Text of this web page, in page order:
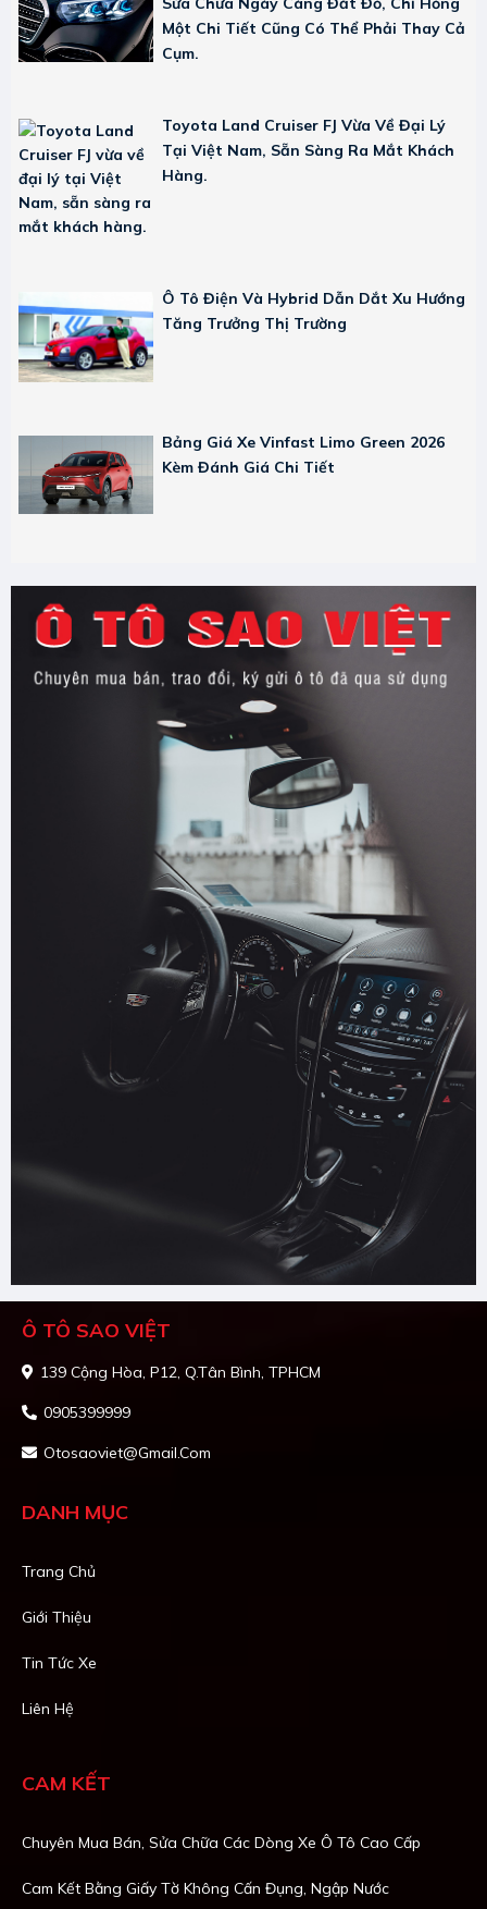
Một Chi Tiết Cũng Có Thể Phải Thay Cả
Cụm.
Toyota Land Cruiser FJ Vừa Về Đại Lý
Tại Việt Nam, Sẵn Sàng Ra Mắt Khách
Hàng.
Ô Tô Điện Và Hybrid Dẫn Dắt Xu Hướng
Tăng Trưởng Thị Trường
Bảng Giá Xe Vinfast Limo Green 2026
Kèm Đánh Giá Chi Tiết
Ô TÔ SAO VIỆT
139 Cộng Hòa, P12, Q.Tân Bình, TPHCM
0905399999
Otosaoviet@gmail.com
DANH MỤC
Trang Chủ
Giới Thiệu
Tin Tức Xe
Liên Hệ
CAM KẾT
Chuyên Mua Bán, Sửa Chữa Các Dòng Xe Ô Tô Cao Cấp
Cam Kết Bằng Giấy Tờ Không Cấn Đụng, Ngập Nước